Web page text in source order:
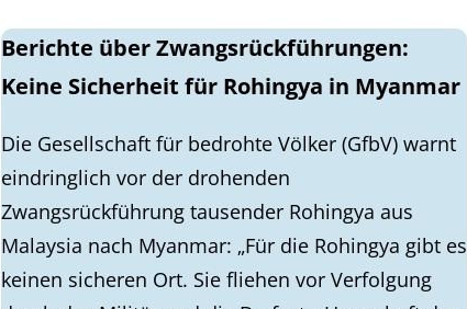
Berichte über Zwangsrückführungen:
Keine Sicherheit für Rohingya in Myanmar
Die Gesellschaft für bedrohte Völker (GfbV) warnt
eindringlich vor der drohenden
Zwangsrückführung tausender Rohingya aus
Malaysia nach Myanmar: „Für die Rohingya gibt es
keinen sicheren Ort. Sie fliehen vor Verfolgung